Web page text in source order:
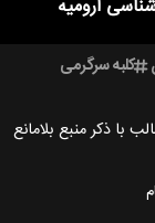
کلبه سرگرمی
با ذکر منبع بلامانع